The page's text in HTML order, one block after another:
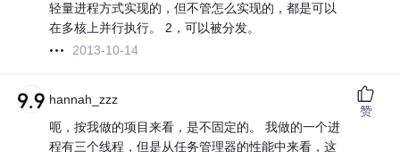
轻量进程方式实现的，但不管怎么实现的，都是可以
在多核上并行执行。 2，可以被分发。
2013-10-14
hannah_zzz
呃，按我做的项目来看，是不固定的。 我做的一个进
程有三个线程，但是从任务管理器的性能中来看，这
赞